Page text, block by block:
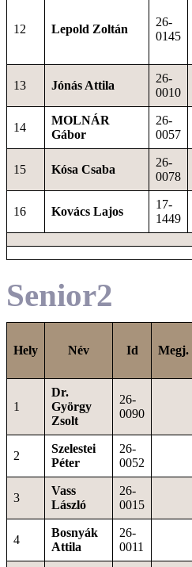
12 Lepold Zoltán
26-
0145
13 Jónás Attila
26-
0010
14
MOLNÁR
Gábor
26-
0057
15 Kósa Csaba
26-
0078
16 Kovács Lajos
17-
1449
Senior2
Hely Név Id Megj.
1
Dr.
György
Zsolt
26-
0090
2
Szelestei
Péter
26-
0052
3
Vass
László
26-
0015
4
Bosnyák
Attila
26-
0011